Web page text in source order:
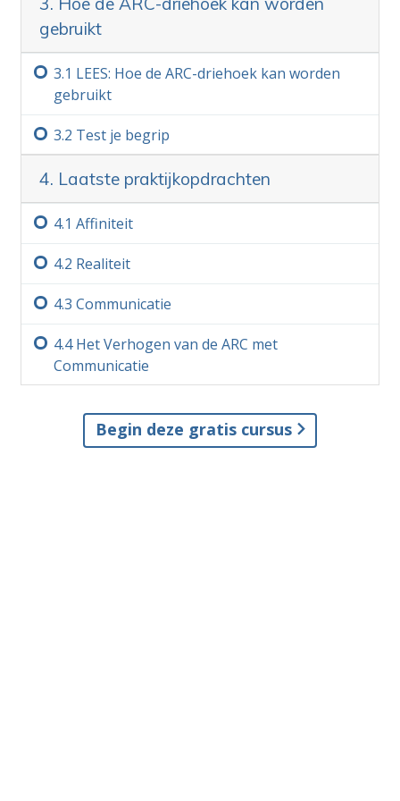
woord gaat dat je niet volledig begrijpt. De
enige reden dat iemand een studie opgeeft,
verward raakt of niet kan leren, is dat hij of zij
voorbij een woord is gegaan dat niet was
begrepen.
gebruikt
LEES: Hoe de ARC-driehoek kan worden
gebruikt
Test je begrip
4. Laatste praktijkopdrachten
Affiniteit
Realiteit
Communicatie
4.‏4Het Verhogen van de ARC met
Communicatie
Begin deze gratis cursus